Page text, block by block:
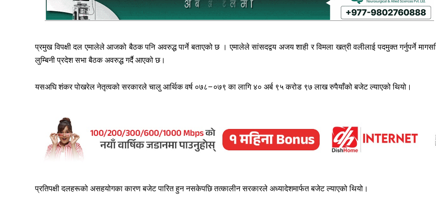
प्रमुख विपक्षी दल एमालेले आजको बैठक पनि अवरुद्ध पार्ने बताएको छ । एमालेले सांसदद्वय अजय शाही र विमला खत्री वलीलाई पदमुक्त गर्नुपर्ने
लुम्बिनी प्रदेश सभा बैठक अवरुद्ध गर्दै आएको छ।
यसअघि शंकर पोखरेल नेतृत्वको सरकारले चालु आर्थिक वर्ष ०७८–०७९ का लागि ४० अर्ब ९५ करोड ९७ लाख रुपैयाँको बजेट ल्याएको थियो।
प्रतिपक्षी दलहरूको असहयोगका कारण बजेट पारित हुन नसकेपछि तत्कालीन सरकारले अध्यादेशमार्फत बजेट ल्याएको थियो।